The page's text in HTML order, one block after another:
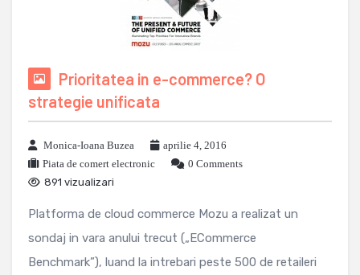
Prioritatea in e-commerce? O
strategie unificata
Monica-Ioana Buzea
aprilie 4, 2016
Piata de comert electronic
0 Comments
891 vizualizari
Platforma de cloud commerce Mozu a realizat un
sondaj in vara anului trecut („ECommerce
Benchmark”), luand la intrebari peste 500 de retaileri